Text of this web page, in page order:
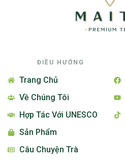
ĐIỀU HƯỚNG
Trang Chủ
Về Chúng Tôi
Hợp Tác Với UNESCO
Sản Phẩm
Câu Chuyện Trà